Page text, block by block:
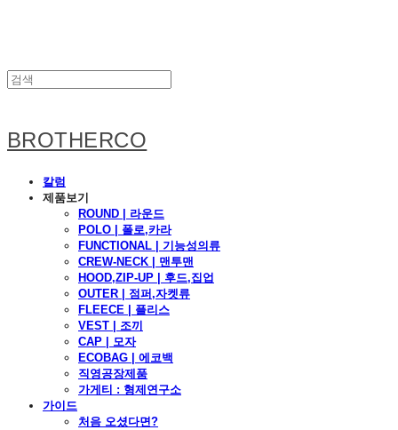
BROTHERCO
칼럼
제품보기
ROUND | 라운드
POLO | 폴로,카라
FUNCTIONAL | 기능성의류
CREW-NECK | 맨투맨
HOOD,ZIP-UP | 후드,집업
OUTER | 점퍼,자켓류
FLEECE | 플리스
VEST | 조끼
CAP | 모자
ECOBAG | 에코백
직영공장제품
가게티 : 형제연구소
가이드
처음 오셨다면?